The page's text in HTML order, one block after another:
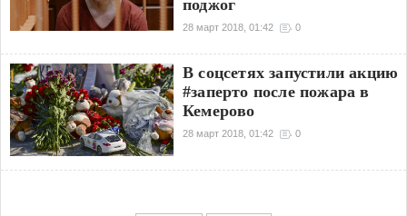
поджог
28 март 2018, 01:42 0
В соцсетях запустили акцию
#заперто после пожара в
Кемерово
28 март 2018, 01:42 0